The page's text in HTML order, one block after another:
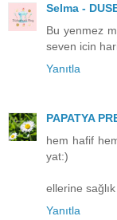
Selma -
Bu yenmez
seven icin
Yanıtla
PAPATYA
hem hafif
yat:)
ellerine
Yanıtla